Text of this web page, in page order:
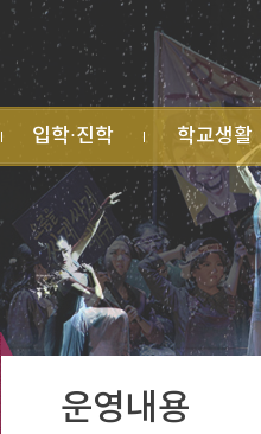
입학·진학
입학
전·편입
대학진학
학교생활
계원소식
학사일정
자유게시판
학습자료실
학생자치회
방과후학교
학교운영위원회
교목실
급식게시판
운영내용